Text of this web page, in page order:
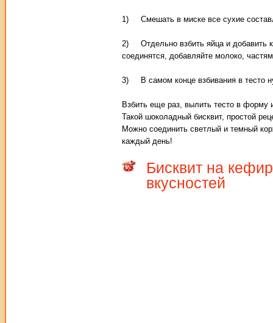
1) Смешать в миске все сухие
2) Отдельно взбить яйца и добавить к
соединятся, добавляйте молоко,
3) В самом конце взбивания в тесто
Взбить еще раз, вылить тесто в форму
Такой шоколадный бисквит, простой
Можно соединить светлый и темный
каждый день!
Бисквит на
вкусностей